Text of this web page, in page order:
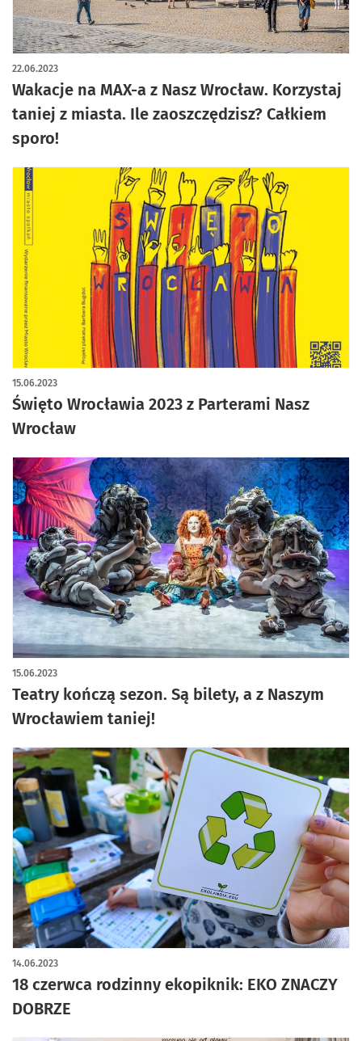
Wakacje na MAX-a z Nasz Wrocław. Korzystaj
taniej z miasta. Ile zaoszczędzisz? Całkiem
sporo!
22.06.2023
Święto Wrocławia 2023 z Parterami Nasz
Wrocław
15.06.2023
Teatry kończą sezon. Są bilety, a z Naszym
Wrocławiem taniej!
15.06.2023
18 czerwca rodzinny ekopiknik: EKO ZNACZY
DOBRZE
14.06.2023